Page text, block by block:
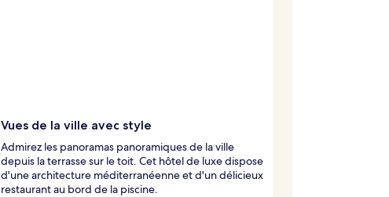
Vues de la ville avec style
Admirez les panoramas panoramiques de la ville
depuis la terrasse sur le toit. Cet hôtel de luxe dispose
d'une architecture méditerranéenne et d'un délicieux
restaurant au bord de la piscine.